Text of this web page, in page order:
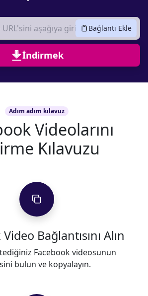
Bağlantı Ekle
İndirmek
Adım adım kılavuz
Videolarını
Kılavuzu
Bağlantısını Alın
Facebook videosunun
bulun ve kopyalayın.